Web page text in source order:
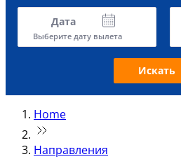
Дата
Выберите дату вылета
Искать
Home
Направления